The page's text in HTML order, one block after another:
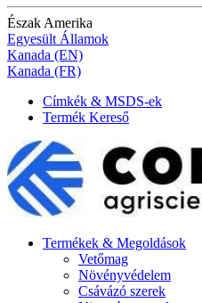
Észak Amerika
Egyesült Államok
Kanada (EN)
Kanada (FR)
Címkék & MSDS-ek
Termék Kereső
Termékek & Megoldások
Vetőmag
Növényvédelem
Csávázó szerek